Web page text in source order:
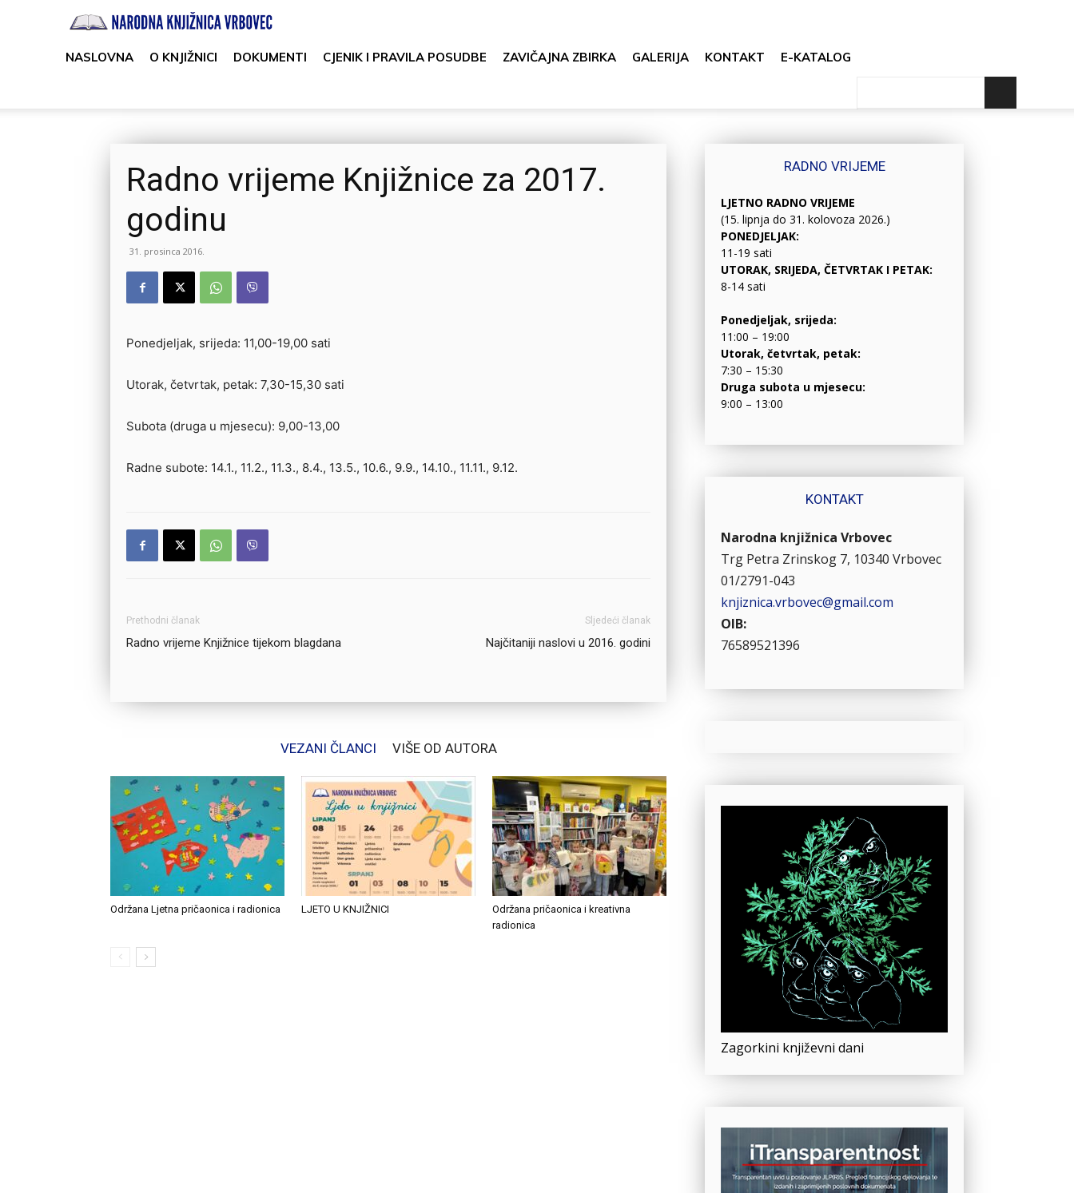
knjižnica
NASLOVNA O KNJIŽNICI DOKUMENTI CJENIK I PRAVILA POSUDBE ZAVIČAJNA ZBIRKA GALERIJA KONTAKT E-KATALOG
Radno vrijeme Knjižnice za 2017.
godinu
31. prosinca 2016.
Ponedjeljak, srijeda: 11,00-19,00 sati
Utorak, četvrtak, petak: 7,30-15,30 sati
Subota (druga u mjesecu): 9,00-13,00
Radne subote: 14.1., 11.2., 11.3., 8.4., 13.5., 10.6., 9.9., 14.10., 11.11., 9.12.
Prethodni članak
Radno vrijeme Knjižnice tijekom blagdana
Sljedeći članak
Najčitaniji naslovi u 2016. godini
VEZANI ČLANCI VIŠE OD AUTORA
Održana Ljetna pričaonica i radionica LJETO U KNJIŽNICI
Održana pričaonica i kreativna
radionica
RADNO VRIJEME
LJETNO RADNO VRIJEME
(15. lipnja do 31. kolovoza 2026.)
PONEDJELJAK:
11-19 sati
UTORAK, SRIJEDA, ČETVRTAK I PETAK:
8-14 sati
Ponedjeljak, srijeda:
11:00 – 19:00
Utorak, četvrtak, petak:
7:30 – 15:30
Druga subota u mjesecu:
9:00 – 13:00
KONTAKT
Narodna knjižnica Vrbovec
Trg Petra Zrinskog 7, 10340 Vrbovec
01/2791-043
knjiznica.vrbovec@gmail.com
OIB:
76589521396
Zagorkini književni dani